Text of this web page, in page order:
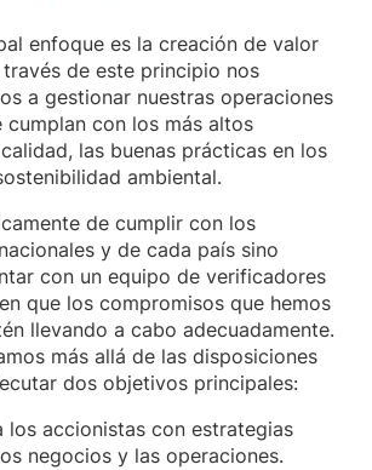
enfoque es la creación de valor
de este principio nos
a gestionar nuestras operaciones
cumplan con los más altos
las buenas prácticas en los
ambiental.
de cumplir con los
y de cada país sino
con un equipo de verificadores
que los compromisos que hemos
llevando a cabo adecuadamente.
más allá de las disposiciones
dos objetivos principales:
los accionistas con estrategias
negocios y las operaciones.